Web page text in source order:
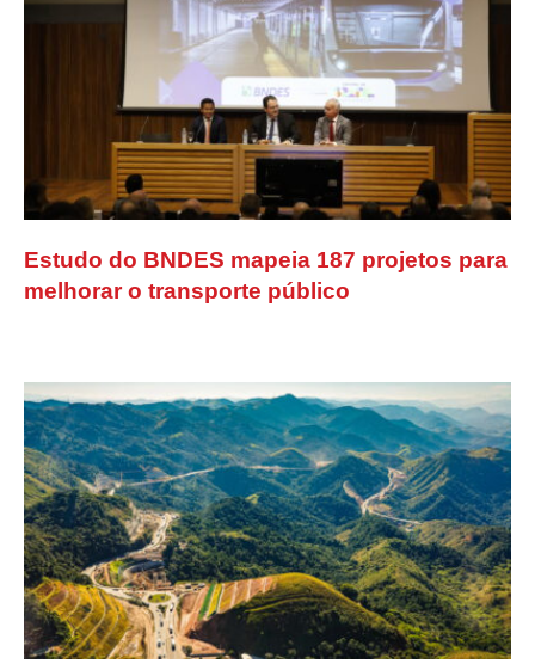
Estudo do BNDES mapeia 187 projetos para
melhorar o transporte público